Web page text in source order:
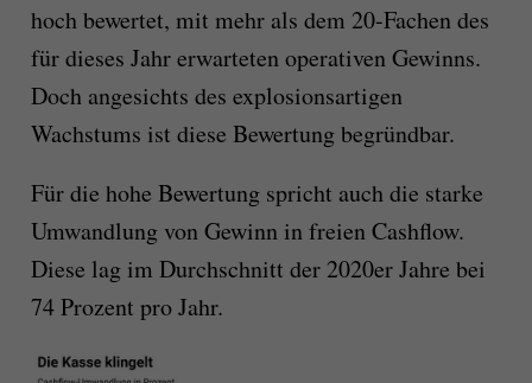
hoch bewertet, mit mehr als dem 20-Fachen des
für dieses Jahr erwarteten operativen Gewinns.
Doch angesichts des explosionsartigen
Wachstums ist diese Bewertung begründbar.
Für die hohe Bewertung spricht auch die starke
Umwandlung von Gewinn in freien Cashflow.
Diese lag im Durchschnitt der 2020er Jahre bei
74 Prozent pro Jahr.